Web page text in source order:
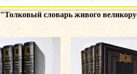
"Толковый словарь живого